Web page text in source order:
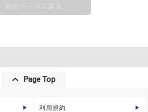
前のページに戻る
Page Top
利用規約